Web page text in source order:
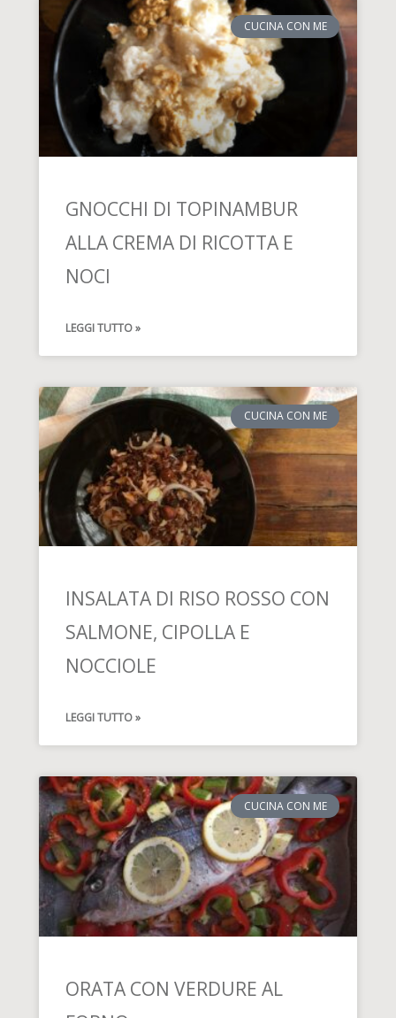
CUCINA CON ME
GNOCCHI DI TOPINAMBUR
ALLA CREMA DI RICOTTA E
NOCI
LEGGI TUTTO »
CUCINA CON ME
INSALATA DI RISO ROSSO CON
SALMONE, CIPOLLA E
NOCCIOLE
LEGGI TUTTO »
CUCINA CON ME
ORATA CON VERDURE AL